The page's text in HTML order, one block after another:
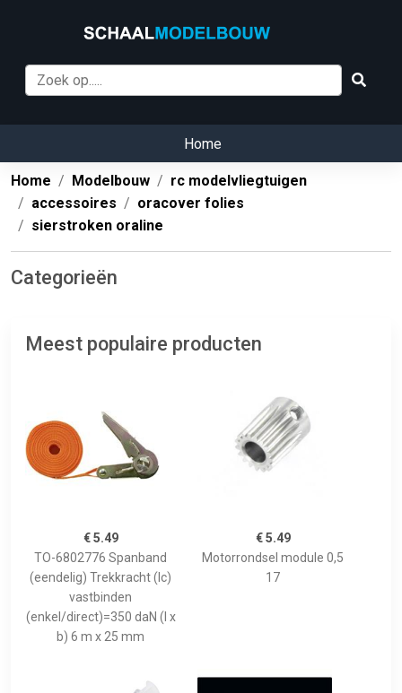
Home
Home Modelbouw
rc modelvliegtuigen
accessoires
oracover folies
sierstroken oraline
Categorieën
Meest populaire producten
€ 5.49
TO-6802776 Spanband
(eendelig) Trekkracht (lc)
vastbinden
(enkel/direct)=350 daN (l x
b) 6 m x 25 mm
€ 5.49
Motorrondsel module 0,5
17